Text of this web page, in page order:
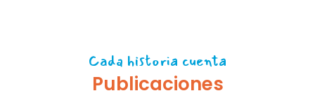
Cada historia cuenta
Publicaciones